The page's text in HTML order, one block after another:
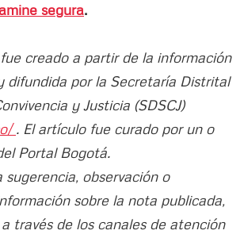
segura.
creado a partir de la información
difundida por la Secretaría Distrital
y Justicia (SDSCJ)
. El artículo fue curado por un o
Portal Bogotá.
sugerencia, observación o
sobre la nota publicada,
través de los canales de atención